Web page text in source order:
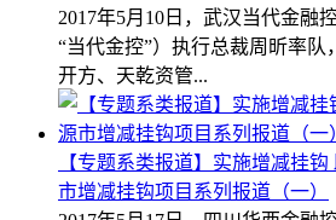
2017年5月10日，武汉当代金融
“当代金控”）执行总裁周昕率队
开方、天乾资管...
【专题系类报道】实施增减挂
市增减挂钩项目系列报道（一）